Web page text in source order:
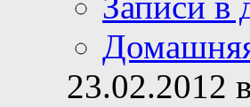
23.02.2012